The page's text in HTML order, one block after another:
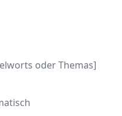
oder Themas]